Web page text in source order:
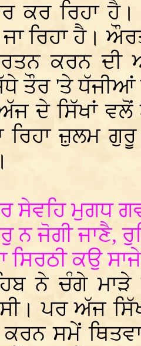
ਕਰ ਰਿਹਾ
ਰਿਹਾ ਹੈ।
ਕਰਨ
ਤੌਰ 'ਤੇ
ਦੇ ਸਿੱਖਾਂ
ਰਿਹਾ ਜ਼ੁਲਮ
ਸੇਵਹਿ ਮੁਗਧ
ਨ ਜੋਗੀ ਜਾਣੈ,
ਸਿਰਠੀ ਕਉ
ਨੇ ਚੰਗੇ ਮਾੜੇ
ਪਰ ਅੱਜ
ਸਮੇਂ